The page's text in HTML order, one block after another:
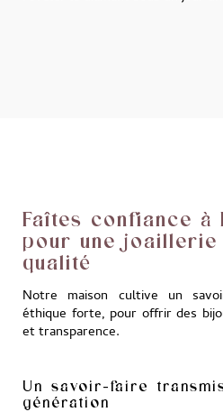
Faîtes confiance à
pour une joaillerie
qualité
Notre maison cultive un
éthique forte, pour offrir des
et transparence.
Un savoir-faire
génération